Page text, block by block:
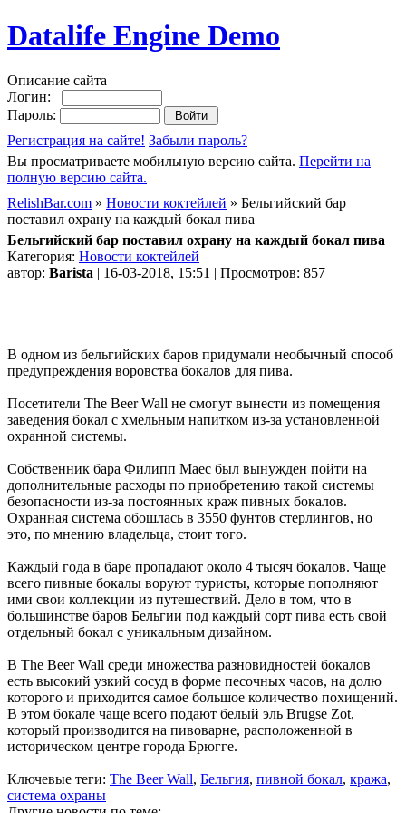
Datalife Engine Demo
Описание сайта
Логин:
Пароль:
Регистрация на сайте! Забыли пароль?
Вы просматриваете мобильную версию сайта. Перейти на
полную версию сайта.
RelishBar.com » Новости коктейлей » Бельгийский бар
поставил охрану на каждый бокал пива
Бельгийский бар поставил охрану на каждый бокал пива
Категория: Новости коктейлей
автор: Barista | 16-03-2018, 15:51 | Просмотров: 857
В одном из бельгийских баров придумали необычный способ
предупреждения воровства бокалов для пива.
Посетители The Beer Wall не смогут вынести из помещения
заведения бокал с хмельным напитком из-за установленной
охранной системы.
Собственник бара Филипп Маес был вынужден пойти на
дополнительные расходы по приобретению такой системы
безопасности из-за постоянных краж пивных бокалов.
Охранная система обошлась в 3550 фунтов стерлингов, но
это, по мнению владельца, стоит того.
Каждый года в баре пропадают около 4 тысяч бокалов. Чаще
всего пивные бокалы воруют туристы, которые пополняют
ими свои коллекции из путешествий. Дело в том, что в
большинстве баров Бельгии под каждый сорт пива есть свой
отдельный бокал с уникальным дизайном.
В The Beer Wall среди множества разновидностей бокалов
есть высокий узкий сосуд в форме песочных часов, на долю
которого и приходится самое большое количество похищений.
В этом бокале чаще всего подают белый эль Brugse Zot,
который производится на пивоварне, расположенной в
историческом центре города Брюгге.
Ключевые теги: The Beer Wall, Бельгия, пивной бокал, кража,
система охраны